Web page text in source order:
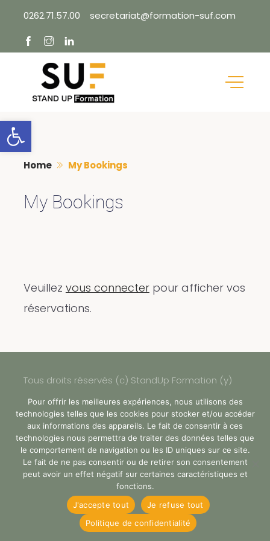
Ouvrir la barre d’outils
content
0262.71.57.00 secretariat@formation-suf.com
Home My Bookings
My Bookings
Veuillez vous connecterpour afficher vos
réservations.
Tous droits réservés (c) StandUp Formation (y)
2024 |
Faq Accessibilité
Rgpd
Mentions Légales
Certificat Qualiopi
[ Newsletter #SUF ]
Pour offrir les meilleures expériences, nous utilisons des
technologies telles que les cookies pour stocker et/ou accéder
aux informations des appareils. Le fait de consentir à ces
technologies nous permettra de traiter des données telles que
le comportement de navigation ou les ID uniques sur ce site.
Le fait de ne pas consentir ou de retirer son consentement
peut avoir un effet négatif sur certaines caractéristiques et
fonctions.
J'accepte tout
Je refuse tout
Politique de confidentialité